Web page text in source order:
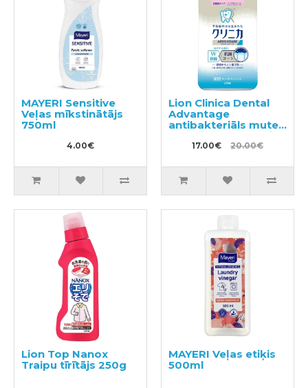
MAYERI Sensitive
Veļas mīkstinātājs
750ml
4.00€
Lion Clinica Dental
Advantage
antibakteriāls mutes
skalošanas līdzeklis
ar citrusu garšu, bez
17.00€ 20.00€
Lion Top Nanox
Traipu tīrītājs 250g
MAYERI Veļas etiķis
500ml